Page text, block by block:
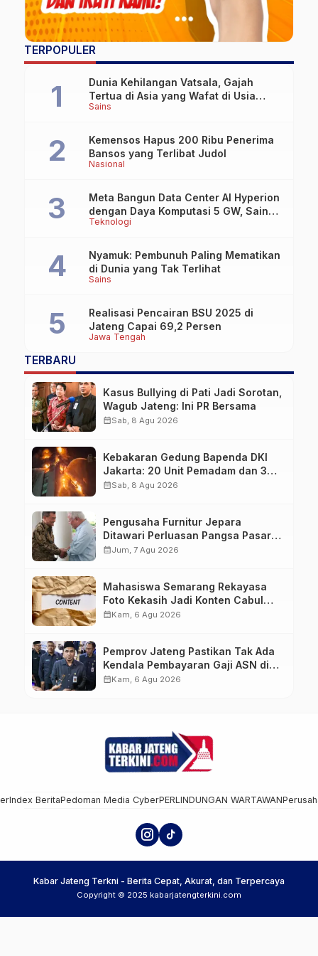
TERPOPULER
Sains
Dunia Kehilangan Vatsala, Gajah
Tertua di Asia yang Wafat di Usia
Lebih dari 100 Tahun
Nasional
Kemensos Hapus 200 Ribu Penerima
Bansos yang Terlibat Judol
Teknologi
Meta Bangun Data Center AI Hyperion
dengan Daya Komputasi 5 GW, Saingi
OpenAI dan Google
Sains
Nyamuk: Pembunuh Paling Mematikan
di Dunia yang Tak Terlihat
Jawa Tengah
Realisasi Pencairan BSU 2025 di
Jateng Capai 69,2 Persen
TERBARU
Kasus Bullying di Pati Jadi Sorotan,
Wagub Jateng: Ini PR Bersama
calendar_monthSab, 8 Agu 2026
Kebakaran Gedung Bapenda DKI
Jakarta: 20 Unit Pemadam dan 3
Bronto Skylift Dikerahkan, Angin
calendar_monthSab, 8 Agu 2026
Pengusaha Furnitur Jepara
Ditawari Perluasan Pangsa Pasar
Hingga ke IKN
calendar_monthJum, 7 Agu 2026
Mahasiswa Semarang Rekayasa
Foto Kekasih Jadi Konten Cabul
karena Sakit Hati
calendar_monthKam, 6 Agu 2026
Pemprov Jateng Pastikan Tak Ada
Kendala Pembayaran Gaji ASN di
Tengah Pemangkasan Transfer ke
calendar_monthKam, 6 Agu 2026
Index BeritaPedoman Media CyberPERLINDUNGAN WARTAWAN
Kabar Jateng Terkni - Berita Cepat, Akurat, dan Terpercaya
Copyright © 2025 kabarjatengterkini.com